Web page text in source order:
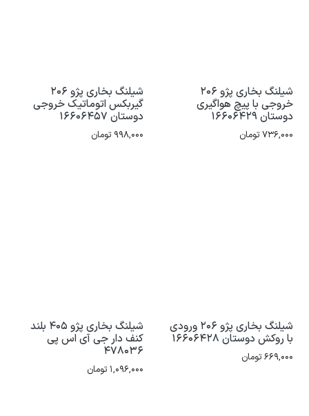
شیلنگ بخاری پژو 206
خروجی با پیچ هواگیری
دوستان 16606429
736,000 تومان
شیلنگ بخاری پژو 206
گیربکس اتوماتیک خروجی
دوستان 16606457
998,000 تومان
شیلنگ بخاری پژو 206 ورودی
با روکش دوستان 16606428
669,000 تومان
شیلنگ بخاری پژو 405 بلند
کنف دار جی آی اس پی
478036
1,096,000 تومان